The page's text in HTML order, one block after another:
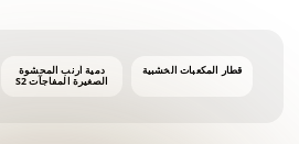
قطار المكعبات الخشبية
دمية أرنب المحشوة
الصغيرة المفاجآت S2